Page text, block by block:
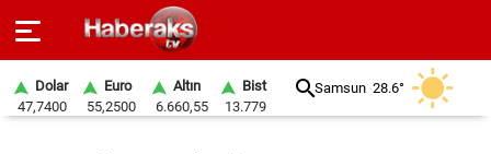
Dolar
47,7400
Euro
55,2500
Altın
6.660,55
Bist
13.779
Samsun 28.6°